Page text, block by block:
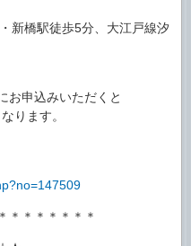
新橋駅徒歩5分、大江戸線汐
お申込みいただくと
ます。
＊＊＊＊＊＊＊